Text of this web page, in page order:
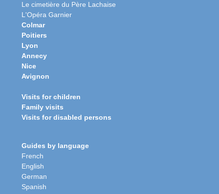
Le cimetière du Père Lachaise
L'Opéra Garnier
Colmar
Poitiers
Lyon
Annecy
Nice
Avignon
Visits for children
Family visits
Visits for disabled persons
Guides by language
French
English
German
Spanish